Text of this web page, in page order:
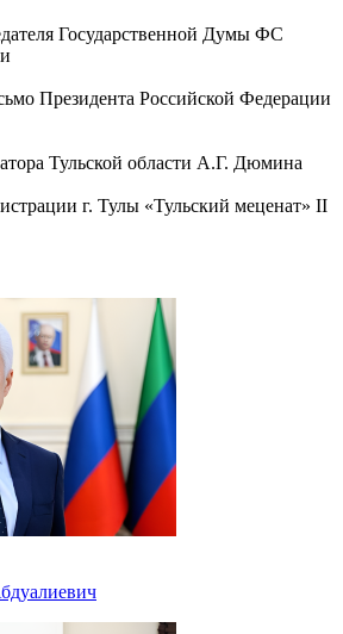
Государственной Думы ФС
Президента Российской Федерации
Тульской области А.Г. Дюмина
г. Тулы «Тульский меценат» II